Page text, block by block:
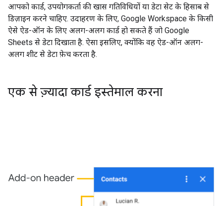
आपको कार्ड, उपयोगकर्ता की खास गतिविधियों या डेटा सेट के हिसाब से
डिज़ाइन करने चाहिए. उदाहरण के लिए, Google Workspace के किसी
ऐसे ऐड-ऑन के लिए अलग-अलग कार्ड हो सकते हैं जो Google
Sheets से डेटा दिखाता है. ऐसा इसलिए, क्योंकि वह ऐड-ऑन अलग-
अलग शीट से डेटा फ़ेच करता है.
एक से ज़्यादा कार्ड इस्तेमाल करना